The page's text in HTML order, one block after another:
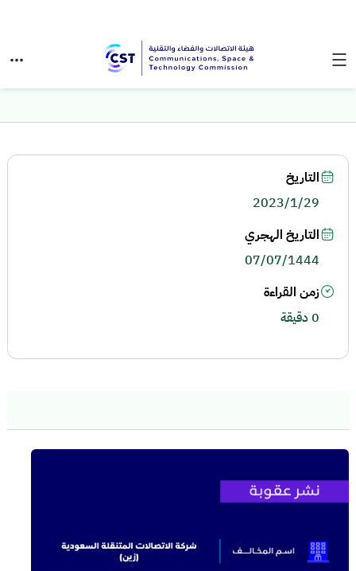
التاريخ
2023/1/29
التاريخ الهجري
07/07/1444
زمن القراءة
0 دقيقة